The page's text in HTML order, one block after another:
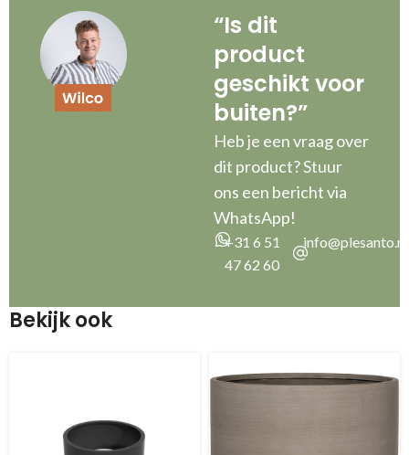
“Is dit
product
geschikt voor
buiten?”
Heb je een vraag over
dit product? Stuur
ons een bericht via
WhatsApp!
+31 6 51
47 62 60
info@plesanto.nl
Bekijk ook